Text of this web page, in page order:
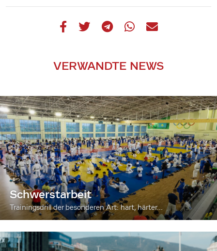
VERWANDTE NEWS
Schwerstarbeit
Trainingsdrill der besonderen Art: hart, härter...